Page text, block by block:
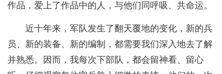
作品，爱上了作品中的人，与他们同呼吸、共命运。
近十年来，军队发生了翻天覆地的变化，新的兵
员、新的装备、新的编制，都需要我们深入地去了解
并熟悉。因而，我每次下部队，都会留神看、留心